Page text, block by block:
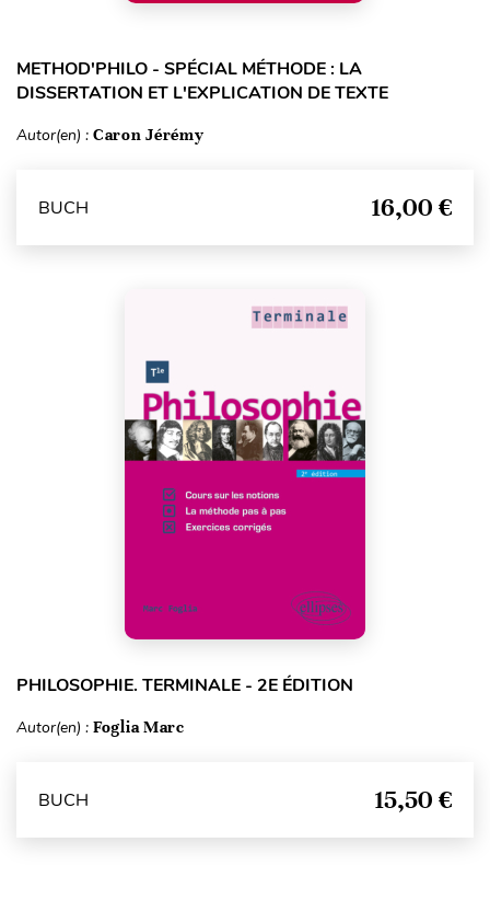
METHOD'PHILO - SPÉCIAL MÉTHODE : LA
DISSERTATION ET L'EXPLICATION DE TEXTE
Autor(en) : Caron Jérémy
BUCH 16,00 €
PHILOSOPHIE. TERMINALE - 2E ÉDITION
Autor(en) : Foglia Marc
BUCH 15,50 €